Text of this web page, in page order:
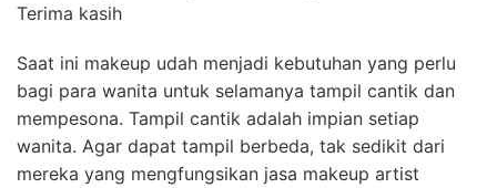
Terima kasih
Saat ini makeup udah menjadi kebutuhan yang perlu
bagi para wanita untuk selamanya tampil cantik dan
mempesona. Tampil cantik adalah impian setiap
wanita. Agar dapat tampil berbeda, tak sedikit dari
mereka yang mengfungsikan jasa makeup artist